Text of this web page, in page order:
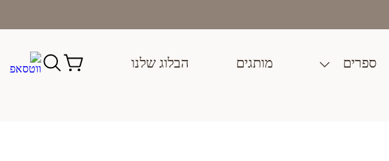
ספרים מותגים הבלוג שלנו